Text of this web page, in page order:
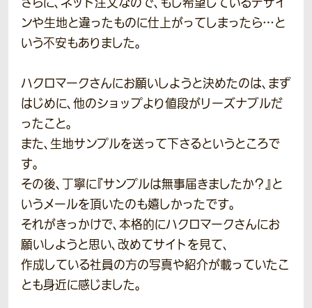
ンや生地と違ったものに仕上がってしまったら…と
いう不安もありました。
ハクロマークさんにお願いしようと決めたのは、まず
はじめに、他のショップより値段がリーズナブルだ
ったこと。
また、生地サンプルを送って下さるというところで
す。
その後、丁寧に『サンプルは無事届きましたか？』と
いうメールを頂いたのも嬉しかったです。
それがきっかけで、本格的にハクロマークさんにお
願いしようと思い、改めてサイトを見て、
作成している社員の方の写真や紹介が載っていたこ
とも身近に感じました。